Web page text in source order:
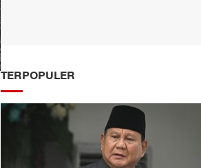
TERPOPULER